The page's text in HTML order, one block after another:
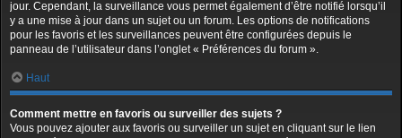
jour. Cependant, la surveillance vous permet également d’être notifié lorsqu’il
y a une mise à jour dans un sujet ou un forum. Les options de notifications
pour les favoris et les surveillances peuvent être configurées depuis le
panneau de l’utilisateur dans l’onglet « Préférences du forum ».
Haut
Comment mettre en favoris ou surveiller des sujets ?
Vous pouvez ajouter aux favoris ou surveiller un sujet en cliquant sur le lien